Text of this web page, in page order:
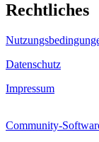
Rechtliches
Datenschutz
Impressum
Community-